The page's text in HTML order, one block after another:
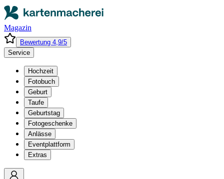
Magazin
Bewertung 4,9/5
Service
Hochzeit
Fotobuch
Geburt
Taufe
Geburtstag
Fotogeschenke
Anlässe
Eventplattform
Extras